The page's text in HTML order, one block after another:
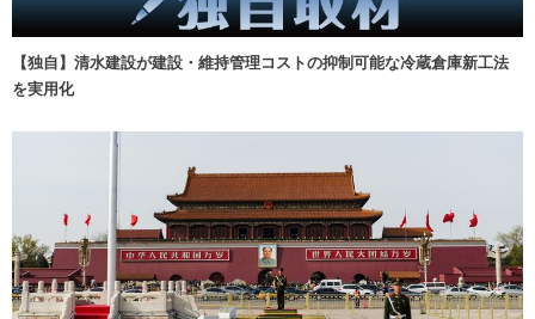
【独自】清水建設が建設・維持管理コストの抑制可能な冷蔵倉庫新工法
を実用化